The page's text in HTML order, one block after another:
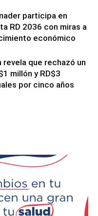
participa en
RD 2036 con miras a
económico
que rechazó un
millón y RD$3
por cinco años